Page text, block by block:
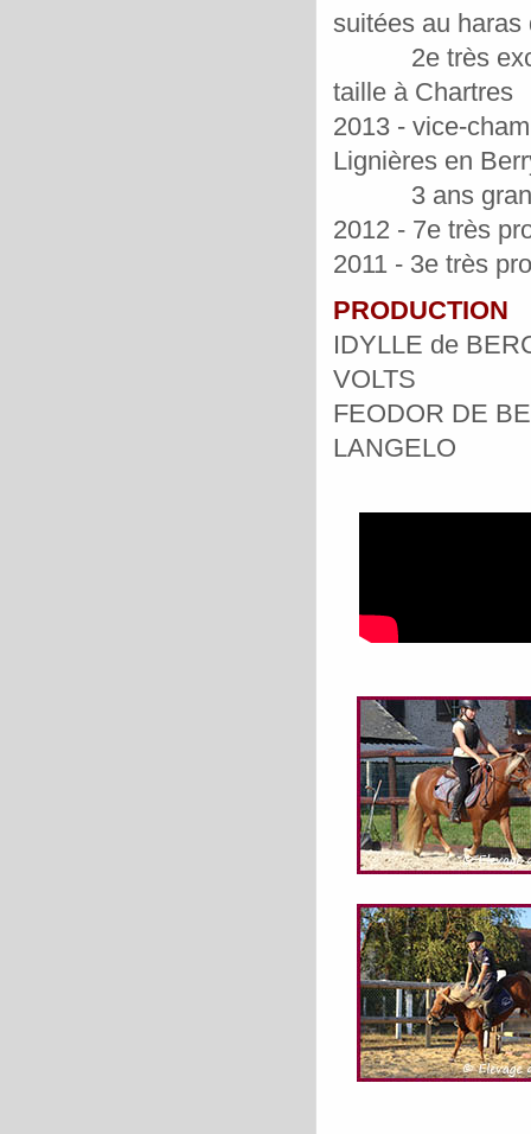
suitées au haras
2e très
taille à Chartres
2013 - vice-
Lignières en
3 ans grande
2012 - 7e très
2011 - 3e très
PRODUCTION
IDYLLE de
VOLTS
FEODOR DE
LANGELO